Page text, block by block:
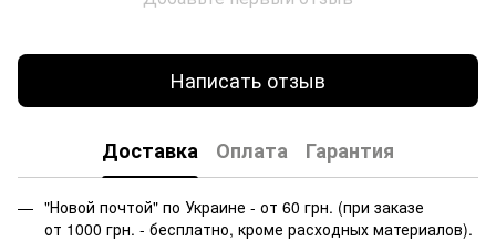
Написать отзыв
Доставка Оплата Гарантия
"Новой почтой" по Украине - от 60 грн. (при заказе
от 1000 грн. - бесплатно, кроме расходных материалов).